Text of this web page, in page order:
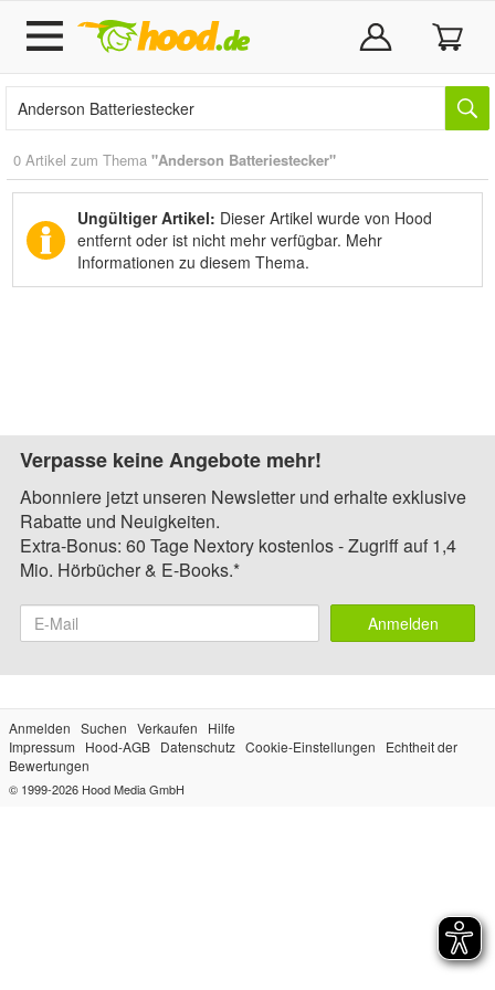
0 Artikel zum Thema "Anderson Batteriestecker"
Ungültiger Artikel: Dieser Artikel wurde von Hood
entfernt oder ist nicht mehr verfügbar. Mehr
Informationen zu diesem Thema.
Verpasse keine Angebote mehr!
Abonniere jetzt unseren Newsletter und erhalte exklusive
Rabatte und Neuigkeiten.
Extra-Bonus: 60 Tage Nextory kostenlos - Zugriff auf 1,4
Mio. Hörbücher & E-Books.*
Anmelden
Anmelden Suchen Verkaufen
Hilfe
Impressum
Hood-AGB Datenschutz Cookie-Einstellungen
Echtheit der
Bewertungen
© 1999-2026 Hood Media GmbH